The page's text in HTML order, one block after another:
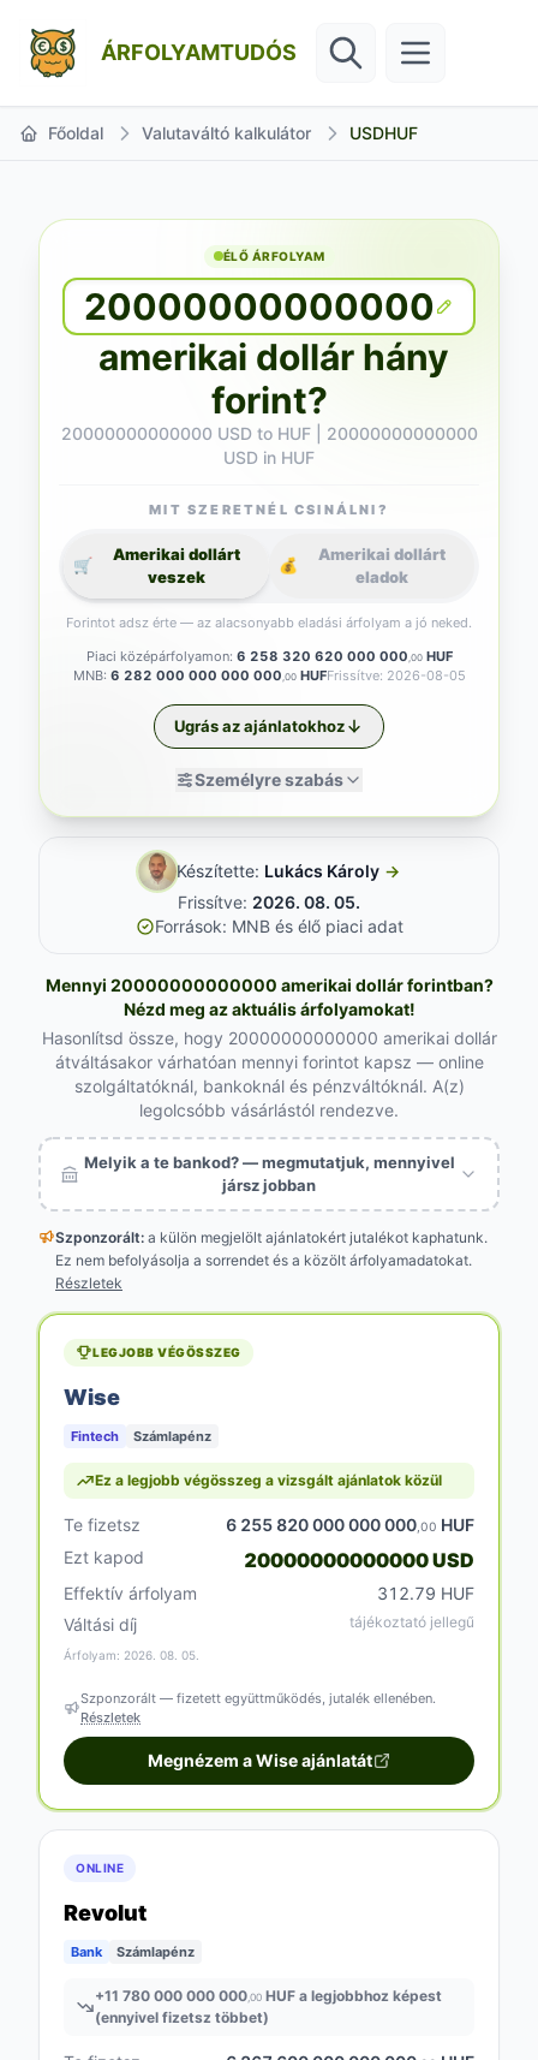
ÁRFOLYAMTUDÓS
Főoldal Valutaváltó kalkulátor USDHUF
ÉLŐ ÁRFOLYAM
20000000000000
amerikai dollár hány
forint?
20000000000000 USD to HUF | 20000000000000
USD in HUF
Piaci középárfolyamon: 6 258 320 620 000 000 ,00HUF
MNB: 6 282 000 000 000 000 ,00HUFFrissítve: 2026-08-05
Személyre szabás
MIT SZERETNÉL CSINÁLNI?
🛒
Amerikai dollárt
veszek
💰
Amerikai dollárt
eladok
Forintot adsz érte — az alacsonyabb eladási árfolyam a jó neked.
Ugrás az ajánlatokhoz
Készítette: Lukács Károly →
Frissítve: 2026. 08. 05.
Források: MNB és élő piaci adat
Mennyi 20000000000000 amerikai dollár forintban?
Nézd meg az aktuális árfolyamokat!
Hasonlítsd össze, hogy 20000000000000 amerikai dollár
átváltásakor várhatóan mennyi forintot kapsz — online
szolgáltatóknál, bankoknál és pénzváltóknál. A(z)
legolcsóbb vásárlástól rendezve.
Melyik a te bankod? — megmutatjuk, mennyivel
jársz jobban
Szponzorált: a külön megjelölt ajánlatokért jutalékot kaphatunk.
Ez nem befolyásolja a sorrendet és a közölt árfolyamadatokat.
Részletek
LEGJOBB VÉGÖSSZEG
Wise
Fintech Számlapénz
Ez a legjobb végösszeg a vizsgált ajánlatok közül
Te fizetsz 6 255 820 000 000 000 ,00 HUF
Ezt kapod
20000000000000 USD
Effektív árfolyam
312.79 HUF
Váltási díj
tájékoztató jellegű
Árfolyam: 2026. 08. 05.
Szponzorált — fizetett együttműködés, jutalék ellenében.
Részletek
Megnézem a Wise ajánlatát
ONLINE
Revolut
Bank Számlapénz
+11 780 000 000 000 ,00 HUF a legjobbhoz képest
(ennyivel fizetsz többet)